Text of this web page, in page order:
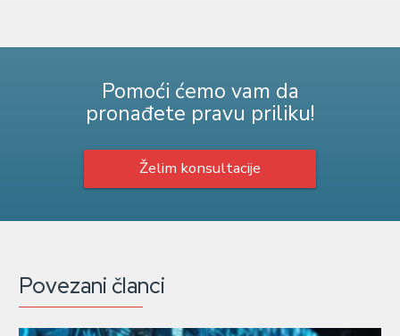
Pomoći ćemo vam da
pronađete pravu priliku!
Želim konsultacije
Povezani članci